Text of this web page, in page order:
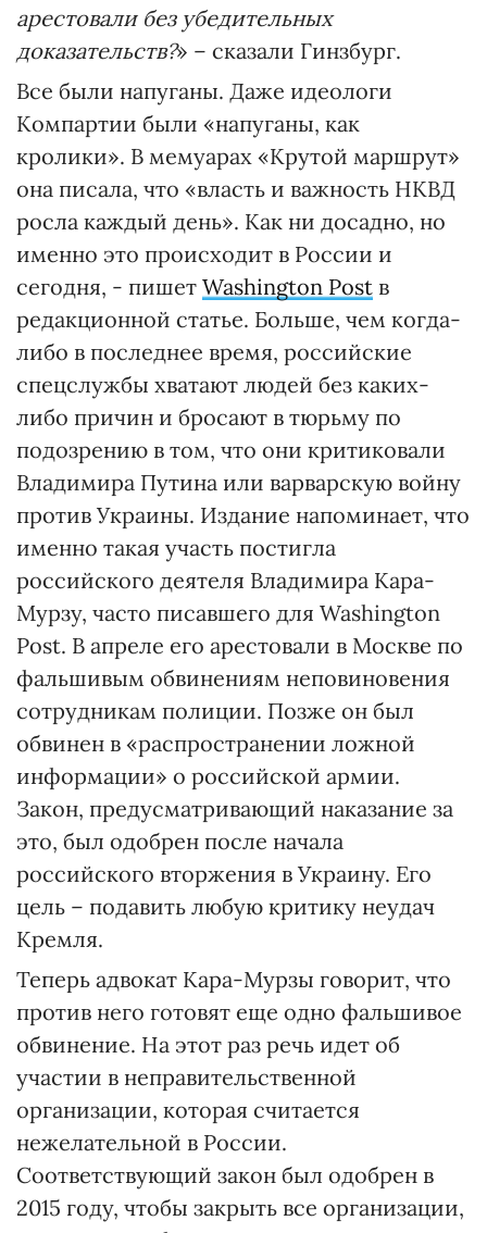
арестовали без убедительных
доказательств?» – сказали Гинзбург.
Все были напуганы. Даже идеологи
Компартии были «напуганы, как
кролики». В мемуарах «Крутой маршрут»
она писала, что «власть и важность НКВД
росла каждый день». Как ни досадно, но
именно это происходит в России и
сегодня, - пишет Washington Post в
редакционной статье. Больше, чем когда-
либо в последнее время, российские
спецслужбы хватают людей без каких-
либо причин и бросают в тюрьму по
подозрению в том, что они критиковали
Владимира Путина или варварскую войну
против Украины. Издание напоминает, что
именно такая участь постигла
российского деятеля Владимира Кара-
Мурзу, часто писавшего для Washington
Post. В апреле его арестовали в Москве по
фальшивым обвинениям неповиновения
сотрудникам полиции. Позже он был
обвинен в «распространении ложной
информации» о российской армии.
Закон, предусматривающий наказание за
это, был одобрен после начала
российского вторжения в Украину. Его
цель – подавить любую критику неудач
Кремля.
Теперь адвокат Кара-Мурзы говорит, что
против него готовят еще одно фальшивое
обвинение. На этот раз речь идет об
участии в неправительственной
организации, которая считается
нежелательной в России.
Соответствующий закон был одобрен в
2015 году, чтобы закрыть все организации,